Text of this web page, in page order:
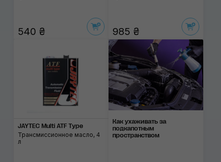
540 ₴ 985 ₴
JAYTEC Multi ATF Type
Трансмиссионное масло, 4
л
Как ухаживать за
подкапотным
пространством